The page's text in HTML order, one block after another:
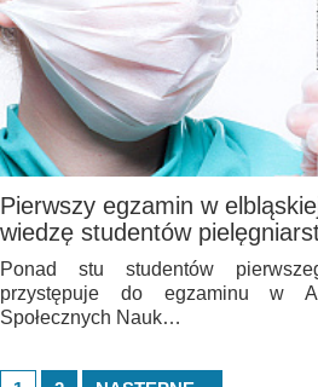
Pierwszy egzamin w
wiedzę studentów
Ponad stu studentów
przystępuje do egzaminu w
Społecznych Nauk…